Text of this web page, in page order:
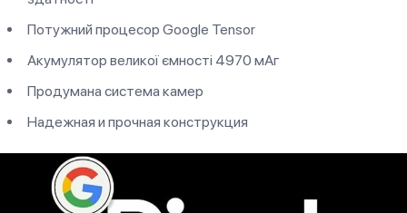
Потужний процесор Google Tensor
Акумулятор великої ємності 4970 мАг
Продумана система камер
Надежная и прочная конструкция